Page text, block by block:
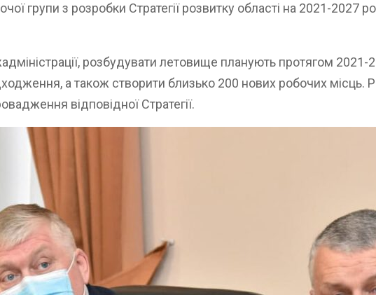
групи з розробки Стратегії розвитку області на 2021-2027
розбудувати летовище планують протягом 2021-
а також створити близько 200 нових робочих місць.
відповідної Стратегії.